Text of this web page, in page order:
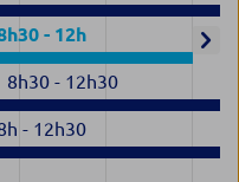
- 12h
8h30- 12h30
- 12h30